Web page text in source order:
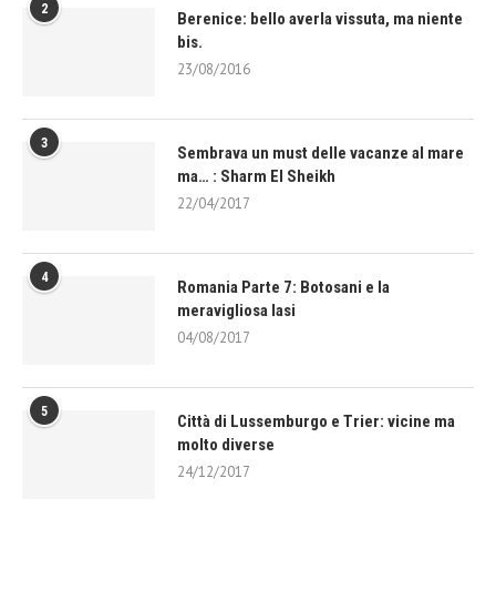
2
Berenice: bello averla vissuta, ma niente
bis.
23/08/2016
3
Sembrava un must delle vacanze al mare
ma… : Sharm El Sheikh
22/04/2017
4
Romania Parte 7: Botosani e la
meravigliosa Iasi
04/08/2017
5
Città di Lussemburgo e Trier: vicine ma
molto diverse
24/12/2017